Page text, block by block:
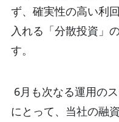
ず、確実性の高い利
入れる「分散投資」
す。
6月も次なる運用の
にとって、当社の融